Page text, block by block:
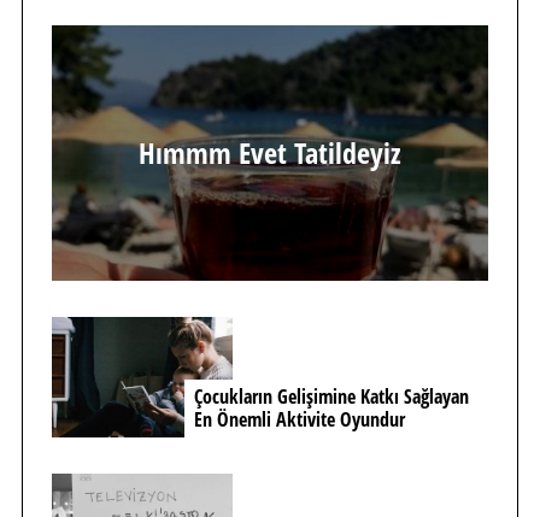
Hımmm Evet Tatildeyiz
Çocukların Gelişimine Katkı Sağlayan
En Önemli Aktivite Oyundur